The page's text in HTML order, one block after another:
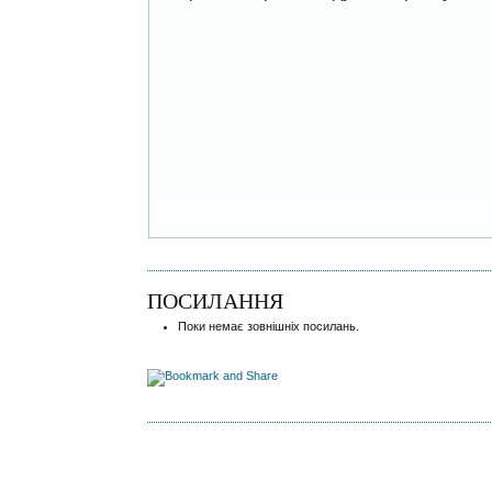
ПОСИЛАННЯ
Поки немає зовнішніх посилань.